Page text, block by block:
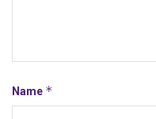
Name *